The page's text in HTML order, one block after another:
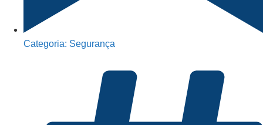
Categoria: Segurança